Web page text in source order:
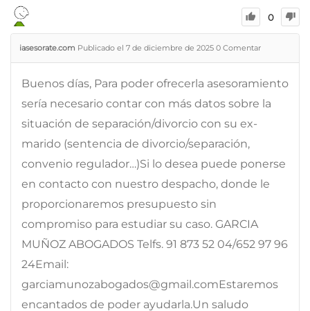
0
iasesorate.com Publicado el 7 de diciembre de 2025 0 Comentar
Buenos días, Para poder ofrecerla asesoramiento
sería necesario contar con más datos sobre la
situación de separación/divorcio con su ex-
marido (sentencia de divorcio/separación,
convenio regulador…)Si lo desea puede ponerse
en contacto con nuestro despacho, donde le
proporcionaremos presupuesto sin
compromiso para estudiar su caso. GARCIA
MUÑOZ ABOGADOS Telfs. 91 873 52 04/652 97 96
24Email:
garciamunozabogados@gmail.comEstaremos
encantados de poder ayudarla.Un saludo